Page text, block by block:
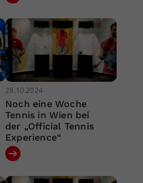
28.10.2024
Noch eine Woche
Tennis in Wien bei
der „Official Tennis
Experience“